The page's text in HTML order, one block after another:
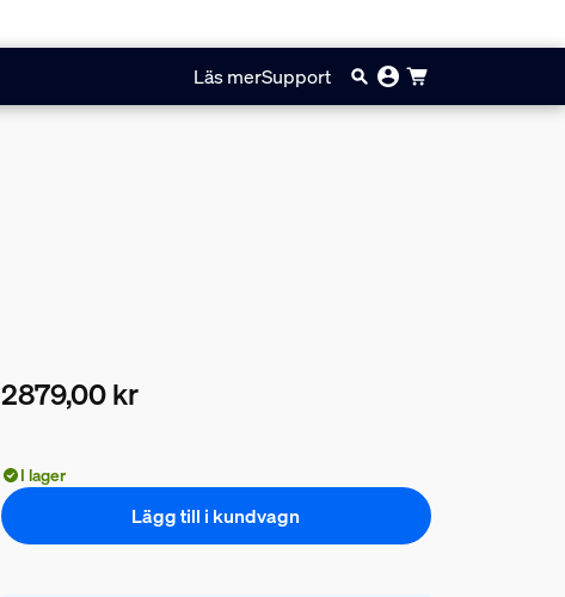
Läs merSupport
2879,00 kr
I lager
Lägg till i kundvagn